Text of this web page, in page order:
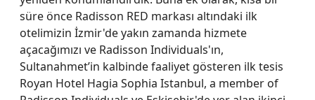
süre önce Radisson RED markası altındaki ilk
otelimizin İzmir'de yakın zamanda hizmete
açacağımızı ve Radisson Individuals'ın,
Sultanahmet’in kalbinde faaliyet gösteren ilk tesis
Royan Hotel Hagia Sophia Istanbul, a member of